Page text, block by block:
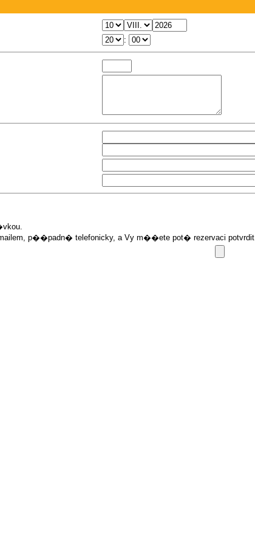
:
p��padn� telefonicky, a Vy m��ete pot� rezervaci potvrdit.